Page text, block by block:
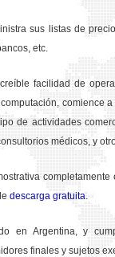
sus listas de
etc.
facilidad de
comience
de actividades
médicos, y
descarga gratuita.
en Argentina, y
finales y sujetos